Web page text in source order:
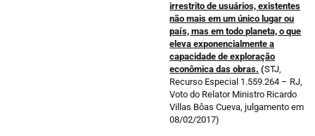
irrestrito de usuários, existentes
não mais em um único lugar ou
país, mas em todo planeta, o que
eleva exponencialmente a
capacidade de exploração
econômica das obras. (STJ,
Recurso Especial 1.559.264 – RJ,
Voto do Relator Ministro Ricardo
Villas Bôas Cueva, julgamento em
08/02/2017)